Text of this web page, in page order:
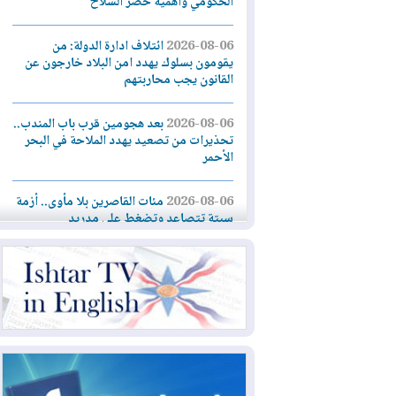
2026-08-06ائتلاف ادارة الدولة: من
يقومون بسلوك يهدد امن البلاد خارجون عن
القانون يجب محاربتهم
2026-08-06بعد هجومين قرب باب المندب..
تحذيرات من تصعيد يهدد الملاحة في البحر
الأحمر
2026-08-06مئات القاصرين بلا مأوى.. أزمة
سبتة تتصاعد وتضغط على مدريد
2026-08-05
لمدة عام.. بدء توريد 100
مليون قدم مكعب يومياً من غاز كورمور في
إقليم كوردستان إلى وزارة الكهرباء العراقية
ملامح أخطر التحديات التي تواجه العراق